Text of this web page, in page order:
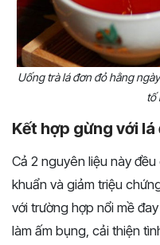
Uống trà lá đơn đỏ hằng
tố
Kết hợp gừng với
Cả 2 nguyên liệu này
khuẩn và giảm triệu
với trường hợp nổi mề
làm ấm bụng, cải thiện